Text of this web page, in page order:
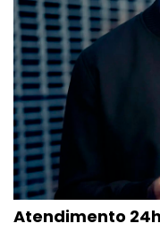
Atendimento